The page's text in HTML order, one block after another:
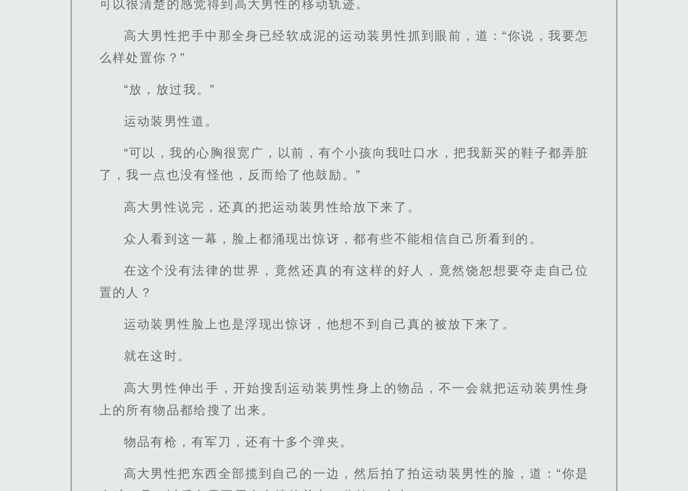
可以很清楚的感觉得到高大男性的移动轨迹。
高大男性把手中那全身已经软成泥的运动装男性抓到眼前，道：“你说，我要怎
么样处置你？”
“放，放过我。”
运动装男性道。
“可以，我的心胸很宽广，以前，有个小孩向我吐口水，把我新买的鞋子都弄脏
了，我一点也没有怪他，反而给了他鼓励。”
高大男性说完，还真的把运动装男性给放下来了。
众人看到这一幕，脸上都涌现出惊讶，都有些不能相信自己所看到的。
在这个没有法律的世界，竟然还真的有这样的好人，竟然饶恕想要夺走自己位
置的人？
运动装男性脸上也是浮现出惊讶，他想不到自己真的被放下来了。
就在这时。
高大男性伸出手，开始搜刮运动装男性身上的物品，不一会就把运动装男性身
上的所有物品都给搜了出来。
物品有枪，有军刀，还有十多个弹夹。
高大男性把东西全部揽到自己的一边，然后拍了拍运动装男性的脸，道：“你是